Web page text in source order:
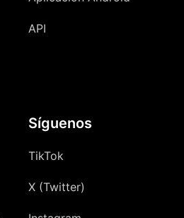
API
Síguenos
TikTok
X (Twitter)